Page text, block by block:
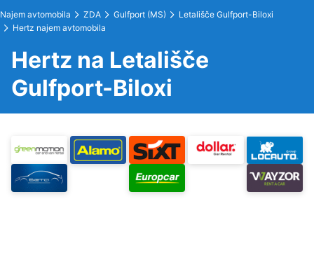
Najem avtomobila ZDA Gulfport (MS)
Letališče Gulfport-Biloxi
Hertz najem avtomobila
Hertz na Letališče
Gulfport-Biloxi